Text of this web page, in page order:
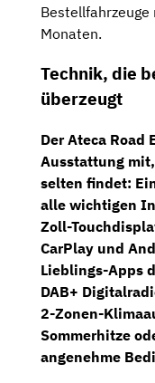
Monaten.
Technik, die
überzeugt
Der Ateca Road
Ausstattung
selten findet:
alle wichtigen
Zoll-
CarPlay und
Lieblings-Apps
DAB+
2-Zonen-
Sommerhitze
angenehme